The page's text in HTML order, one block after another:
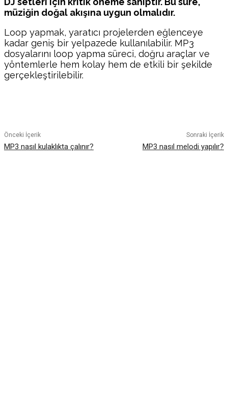
müziğin doğal akışına uygun olmalıdır.
Loop yapmak, yaratıcı projelerden eğlenceye
kadar geniş bir yelpazede kullanılabilir. MP3
dosyalarını loop yapma süreci, doğru araçlar ve
yöntemlerle hem kolay hem de etkili bir şekilde
gerçekleştirilebilir.
Önceki İçerik
MP3 nasıl kulaklıkta çalınır?
Sonraki İçerik
MP3 nasıl melodi yapılır?